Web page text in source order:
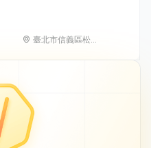
臺北市信義區松智